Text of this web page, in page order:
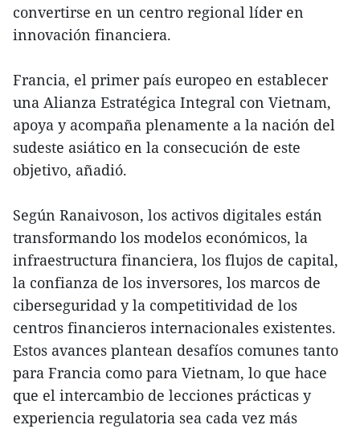
convertirse en un centro regional líder en
innovación financiera.
Francia, el primer país europeo en establecer
una Alianza Estratégica Integral con Vietnam,
apoya y acompaña plenamente a la nación del
sudeste asiático en la consecución de este
objetivo, añadió.
Según Ranaivoson, los activos digitales están
transformando los modelos económicos, la
infraestructura financiera, los flujos de capital,
la confianza de los inversores, los marcos de
ciberseguridad y la competitividad de los
centros financieros internacionales existentes.
Estos avances plantean desafíos comunes tanto
para Francia como para Vietnam, lo que hace
que el intercambio de lecciones prácticas y
experiencia regulatoria sea cada vez más